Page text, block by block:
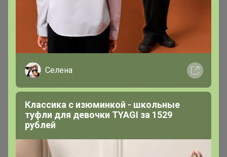
460р
Дубовый веник ПРЕМИУМ с
перевязанной ручкой
Селена
Классика с изюминкой - школьные
туфли для девочки TYAGI за 1529
рублей